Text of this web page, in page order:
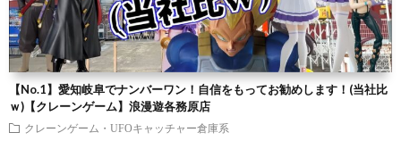
【No.1】愛知岐阜でナンバーワン！自信をもってお勧めします！(当社比
ｗ)【クレーンゲーム】浪漫遊各務原店
クレーンゲーム・UFOキャッチャー倉庫系